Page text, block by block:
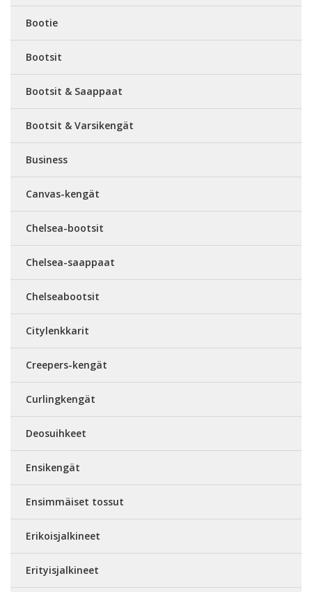
Bootie
Bootsit
Bootsit & Saappaat
Bootsit & Varsikengät
Business
Canvas-kengät
Chelsea-bootsit
Chelsea-saappaat
Chelseabootsit
Citylenkkarit
Creepers-kengät
Curlingkengät
Deosuihkeet
Ensikengät
Ensimmäiset tossut
Erikoisjalkineet
Erityisjalkineet